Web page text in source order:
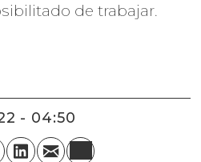
de trabajar.
- 04:50